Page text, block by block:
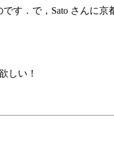
す．で，Sato さんに
しい！